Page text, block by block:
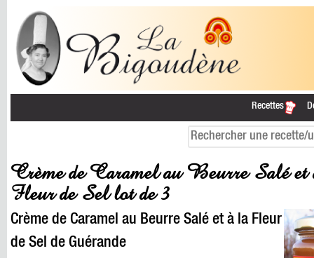
Recettes
Crème de Caramel au Beurre Salé et
Fleur de Sel lot de 3
Crème de Caramel au Beurre Salé et à la Fleur
de Sel de Guérande